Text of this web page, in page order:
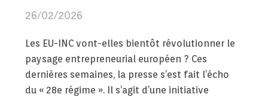
26/02/2026
Les EU-INC vont-elles bientôt révolutionner le
paysage entrepreneurial européen ? Ces
dernières semaines, la presse s’est fait l’écho
du « 28e régime ». Il s’agit d’une initiative